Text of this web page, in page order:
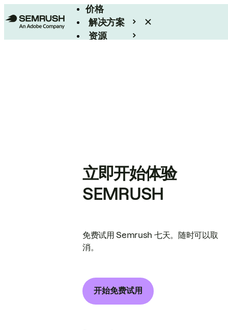
价格
解决方案
资源
立即开始体验
SEMRUSH
免费试用 Semrush 七天。随时可以取
消。
开始免费试用